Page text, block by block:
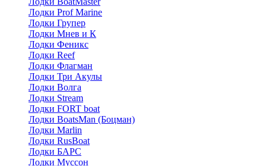
Лодки Prof Marine
Лодки Групер
Лодки Мнев и К
Лодки Феникс
Лодки Reef
Лодки Флагман
Лодки Три Акулы
Лодки Волга
Лодки Stream
Лодки FORT boat
Лодки BoatsMan (Боцман)
Лодки Marlin
Лодки RusBoat
Лодки БАРС
Лодки Муссон